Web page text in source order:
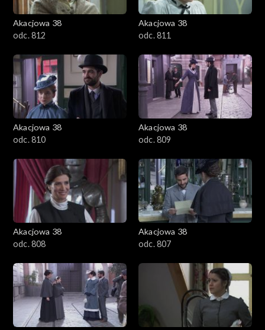
Akacjowa 38
odc. 812
Akacjowa 38
odc. 811
Akacjowa 38
odc. 810
Akacjowa 38
odc. 809
Akacjowa 38
odc. 808
Akacjowa 38
odc. 807